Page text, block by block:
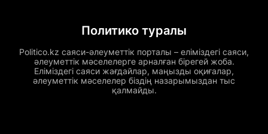
Политико туралы
Politico.kz саяси-әлеуметтік порталы – еліміздегі саяси,
әлеуметтік мәселелерге арналған бірегей жоба.
Еліміздегі саяси жағдайлар, маңызды оқиғалар,
әлеуметтік мәселелер біздің назарымыздан тыс
қалмайды.